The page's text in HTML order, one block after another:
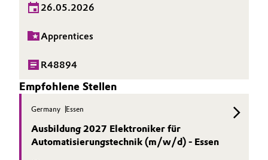
26.05.2026
Apprentices
R48894
Empfohlene Stellen
Germany Essen
Ausbildung 2027 Elektroniker für
Automatisierungstechnik (m/w/d) - Essen